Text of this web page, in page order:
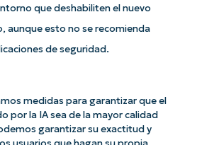
que deshabiliten el nuevo
aunque esto no se recomienda
de seguridad.
medidas para garantizar que el
por la IA sea de la mayor calidad
garantizar su exactitud y
los análisis de KB
IA de NinjaOne!